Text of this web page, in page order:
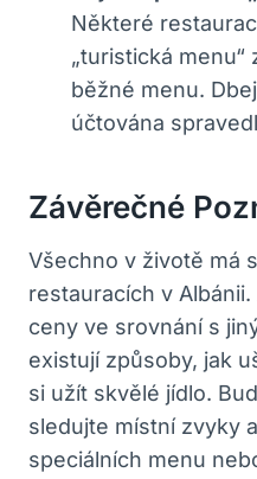
Některé
„turistická menu“
běžné menu.
účtována
Závěrečné
Všechno v životě má
restauracích v
ceny ve srovnání s
existují způsoby, jak
si užít skvělé jídlo.
sledujte místní zvyky
speciálních menu